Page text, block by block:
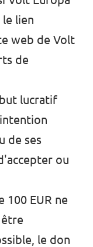
lien
web de Volt
de
lucratif
de ses
ou
100 EUR ne
le don